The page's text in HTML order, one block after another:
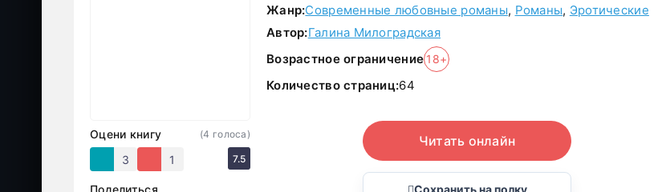
Оцени книгу
3
1
(4 голоса)
7.5
Поделиться
Жанр:Современные любовные романы, Романы, Эротические
Автор:Галина Милоградская
Возрастное ограничение 18+
Количество страниц:64
Читать онлайн
Сохранить на полку